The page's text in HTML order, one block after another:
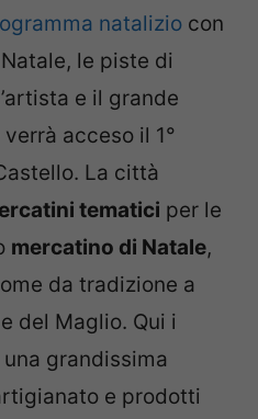
natalizio con
le piste di
e il grande
acceso il 1°
La città
tematici per le
mercatino di Natale,
da tradizione a
del Maglio. Qui i
grandissima
e prodotti